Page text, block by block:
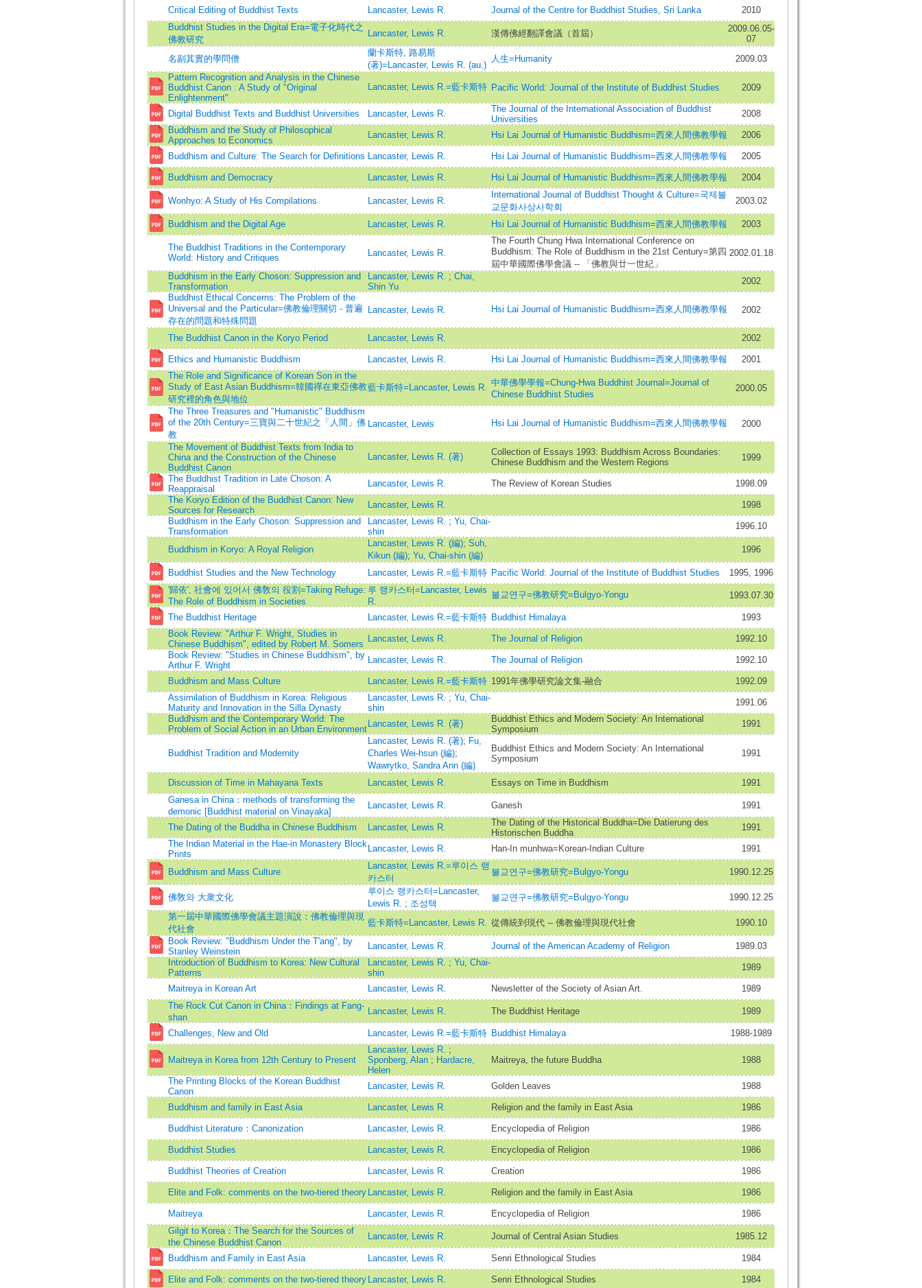
Critical Editing of Buddhist Texts Lancaster, Lewis R. Journal of the Centre for Buddhist Studies, Sri Lanka
2010
Buddhist Studies in the Digital Era=電子化時代之
佛教研究
Lancaster, Lewis R. 漢傳佛經翻譯會議（首屆）
2009.06.05-
07
名副其實的學問僧
蘭卡斯特, 路易斯
(著)=Lancaster, Lewis R. (au.)
人生=Humanity
2009.03
Pattern Recognition and Analysis in the Chinese
Buddhist Canon : A Study of "Original
Enlightenment"
Lancaster, Lewis R.=藍卡斯特 Pacific World: Journal of the Institute of Buddhist Studies 2009
Digital Buddhist Texts and Buddhist Universities Lancaster, Lewis R.
The Journal of the International Association of Buddhist
Universities
2008
Buddhism and the Study of Philosophical
Approaches to Economics
Lancaster, Lewis R. Hsi Lai Journal of Humanistic Buddhism=西來人間佛教學報 2006
Buddhism and Culture: The Search for Definitions Lancaster, Lewis R. Hsi Lai Journal of Humanistic Buddhism=西來人間佛教學報 2005
Buddhism and Democracy Lancaster, Lewis R. Hsi Lai Journal of Humanistic Buddhism=西來人間佛教學報 2004
Wonhyo: A Study of His Compilations Lancaster, Lewis R.
International Journal of Buddhist Thought & Culture=국제불
교문화사상사학회
2003.02
Buddhism and the Digital Age Lancaster, Lewis R. Hsi Lai Journal of Humanistic Buddhism=西來人間佛教學報 2003
The Buddhist Traditions in the Contemporary
World: History and Critiques
Lancaster, Lewis R.
The Fourth Chung Hwa International Conference on
Buddhism: The Role of Buddhism in the 21st Century=第四
屆中華國際佛學會議 -- 「佛教與廿一世紀」
2002.01.18
Buddhism in the Early Choson: Suppression and
Transformation
Lancaster, Lewis R. ; Chai,
Shin Yu
2002
Buddhist Ethical Concerns: The Problem of the
Universal and the Particular=佛教倫理關切 - 普遍
存在的問題和特殊問題
Lancaster, Lewis R. Hsi Lai Journal of Humanistic Buddhism=西來人間佛教學報 2002
The Buddhist Canon in the Koryo Period Lancaster, Lewis R. 2002
Ethics and Humanistic Buddhism Lancaster, Lewis R. Hsi Lai Journal of Humanistic Buddhism=西來人間佛教學報
2001
The Role and Significance of Korean Son in the
Study of East Asian Buddhism=韓國禪在東亞佛教
研究裡的角色與地位
藍卡斯特=Lancaster, Lewis R. 中華佛學學報=Chung-Hwa Buddhist Journal=Journal of
Chinese Buddhist Studies
2000.05
The Three Treasures and "Humanistic" Buddhism
of the 20th Century=三寶與二十世紀之「人間」佛
教
Lancaster, Lewis Hsi Lai Journal of Humanistic Buddhism=西來人間佛教學報 2000
The Movement of Buddhist Texts from India to
China and the Construction of the Chinese
Buddhist Canon
Lancaster, Lewis R. (著)
Collection of Essays 1993: Buddhism Across Boundaries:
Chinese Buddhism and the Western Regions
1999
The Buddhist Tradition in Late Choson: A
Reappraisal
Lancaster, Lewis R. The Review of Korean Studies
1998.09
The Koryo Edition of the Buddhist Canon: New
Sources for Research
Lancaster, Lewis R.
1998
Buddhism in the Early Choson: Suppression and
Transformation
Lancaster, Lewis R. ; Yu, Chai-
shin
1996.10
Buddhism in Koryo: A Royal Religion
Lancaster, Lewis R. (編); Suh,
Kikun (編); Yu, Chai-shin (編)
1996
Buddhist Studies and the New Technology Lancaster, Lewis R.=藍卡斯特 Pacific World: Journal of the Institute of Buddhist Studies
1995, 1996
'歸依', 社會에 있어서 佛敎의 役割=Taking Refuge:
The Role of Buddhism in Societies
루 랭카스터=Lancaster, Lewis
R.
불교연구=佛教研究=Bulgyo-Yongu 1993.07.30
The Buddhist Heritage Lancaster, Lewis R.=藍卡斯特 Buddhist Himalaya
1993
Book Review: "Arthur F. Wright, Studies in
Chinese Buddhism", edited by Robert M. Somers
Lancaster, Lewis R. The Journal of Religion
1992.10
Book Review: "Studies in Chinese Buddhism", by
Arthur F. Wright
Lancaster, Lewis R. The Journal of Religion 1992.10
Buddhism and Mass Culture Lancaster, Lewis R.=藍卡斯特 1991年佛學研究論文集-融合
1992.09
Assimilation of Buddhism in Korea: Religious
Maturity and Innovation in the Silla Dynasty
Lancaster, Lewis R. ; Yu, Chai-
shin
1991.06
Buddhism and the Contemporary World: The
Problem of Social Action in an Urban Environment
Lancaster, Lewis R. (著)
Buddhist Ethics and Modern Society: An International
Symposium
1991
Buddhist Tradition and Modernity
Lancaster, Lewis R. (著); Fu,
Charles Wei-hsun (編);
Wawrytko, Sandra Ann (編)
Buddhist Ethics and Modern Society: An International
Symposium
1991
Discussion of Time in Mahayana Texts Lancaster, Lewis R. Essays on Time in Buddhism
1991
Ganesa in China：methods of transforming the
demonic [Buddhist material on Vinayaka]
Lancaster, Lewis R. Ganesh 1991
The Dating of the Buddha in Chinese Buddhism Lancaster, Lewis R.
The Dating of the Historical Buddha=Die Datierung des
Historischen Buddha
1991
The Indian Material in the Hae-in Monastery Block
Prints
Lancaster, Lewis R. Han-In munhwa=Korean-Indian Culture 1991
Buddhism and Mass Culture
Lancaster, Lewis R.=루이스 랭
카스터
불교연구=佛教研究=Bulgyo-Yongu 1990.12.25
佛敎와 大衆文化
루이스 랭카스터=Lancaster,
Lewis R. ; 조성택
불교연구=佛教研究=Bulgyo-Yongu
1990.12.25
第一屆中華國際佛學會議主題演說：佛教倫理與現
代社會
藍卡斯特=Lancaster, Lewis R. 從傳統到現代 -- 佛教倫理與現代社會
1990.10
Book Review: "Buddhism Under the T'ang", by
Stanley Weinstein
Lancaster, Lewis R. Journal of the American Academy of Religion
1989.03
Introduction of Buddhism to Korea: New Cultural
Patterns
Lancaster, Lewis R. ; Yu, Chai-
shin
1989
Maitreya in Korean Art Lancaster, Lewis R. Newsletter of the Society of Asian Art.
1989
The Rock Cut Canon in China：Findings at Fang-
shan
Lancaster, Lewis R. The Buddhist Heritage 1989
Challenges, New and Old Lancaster, Lewis R.=藍卡斯特 Buddhist Himalaya 1988-1989
Maitreya in Korea from 12th Century to Present
Lancaster, Lewis R. ;
Sponberg, Alan ; Hardacre,
Helen
Maitreya, the future Buddha 1988
The Printing Blocks of the Korean Buddhist
Canon
Lancaster, Lewis R. Golden Leaves 1988
Buddhism and family in East Asia Lancaster, Lewis R. Religion and the family in East Asia 1986
Buddhist Literature：Canonization Lancaster, Lewis R. Encyclopedia of Religion 1986
Buddhist Studies Lancaster, Lewis R. Encyclopedia of Religion 1986
Buddhist Theories of Creation Lancaster, Lewis R. Creation 1986
Elite and Folk: comments on the two-tiered theory Lancaster, Lewis R. Religion and the family in East Asia 1986
Maitreya Lancaster, Lewis R. Encyclopedia of Religion
1986
Gilgit to Korea：The Search for the Sources of
the Chinese Buddhist Canon
Lancaster, Lewis R. Journal of Central Asian Studies 1985.12
Buddhism and Family in East Asia Lancaster, Lewis R. Senri Ethnological Studies 1984
Elite and Folk: comments on the two-tiered theory Lancaster, Lewis R. Senri Ethnological Studies 1984